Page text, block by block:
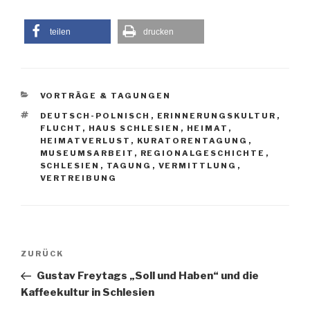
teilen drucken
KATEGORIEN
VORTRÄGE & TAGUNGEN
SCHLAGWÖRTER
DEUTSCH-POLNISCH , ERINNERUNGSKULTUR ,
FLUCHT , HAUS SCHLESIEN , HEIMAT ,
HEIMATVERLUST , KURATORENTAGUNG ,
MUSEUMSARBEIT , REGIONALGESCHICHTE ,
SCHLESIEN , TAGUNG , VERMITTLUNG ,
VERTREIBUNG
Vorheriger
Beitrag
ZURÜCK
Gustav Freytags „Soll und Haben“ und die
Kaffeekultur in Schlesien